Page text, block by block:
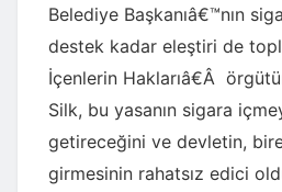
Belediye Başkanıâ€™nın
destek kadar eleştiri de
İçenlerin Haklarıâ€Â
Silk, bu yasanın sigara
getireceğini ve devletin,
girmesinin rahatsız edici